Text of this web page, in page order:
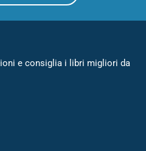
e consiglia i libri migliori da